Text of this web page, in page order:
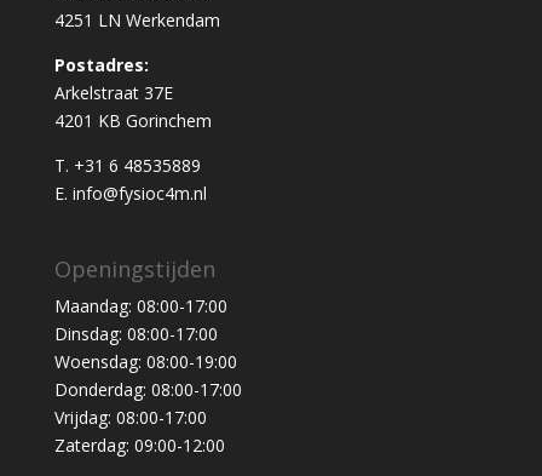
4251 LN Werkendam
Postadres:
Arkelstraat 37E
4201 KB Gorinchem
T. +31 6 48535889
E. info@fysioc4m.nl
Openingstijden
Maandag: 08:00-17:00
Dinsdag: 08:00-17:00
Woensdag: 08:00-19:00
Donderdag: 08:00-17:00
Vrijdag: 08:00-17:00
Zaterdag: 09:00-12:00